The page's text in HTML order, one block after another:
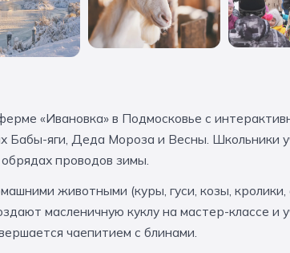
«Ивановка» в Подмосковье с
Бабы-яги, Деда Мороза и Весны. Школьники
проводов зимы.
животными (куры, гуси, козы, кролики,
масленичную куклу на мастер-классе и
чаепитием с блинами.